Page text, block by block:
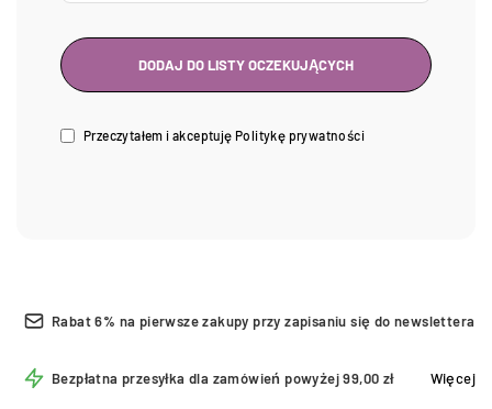
Przeczytałem i akceptuję Politykę prywatności
Rabat 6% na pierwsze zakupy przy zapisaniu się do newslettera
Bezpłatna przesyłka dla zamówień powyżej 99,00 zł Więcej